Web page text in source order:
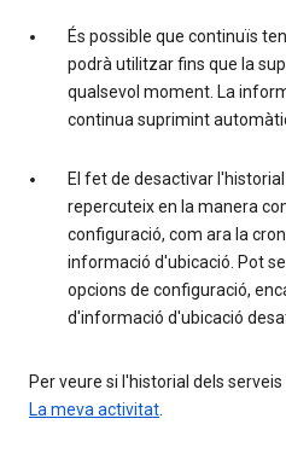
És possible que continuïs
podrà utilitzar fins que la
qualsevol moment. La
continua suprimint
El fet de desactivar
repercuteix en la manera
configuració, com ara la
informació d'ubicació. Pot
opcions de configuració,
d'informació d'ubicació
Per veure si l'historial dels
La meva activitat.